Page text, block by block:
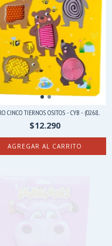
CINCO TIERNOS OSITOS - CYB - (0268...
$12.290